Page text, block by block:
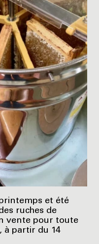
et été
ruches de
vente pour toute
à partir du 14